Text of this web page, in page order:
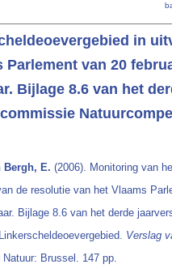
in
van 20
Bijlage 8.6 van het
Bergh, E. (2006). Monitoring van
de resolutie van het Vlaams
Bijlage 8.6 van het derde
Verslag
Brussel. 147 pp.